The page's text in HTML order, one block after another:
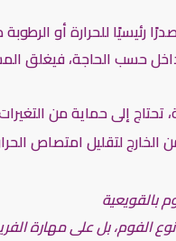
رئيسيًا للحرارة أو
حسب الحاجة، فيغلق
تحتاج إلى حماية من
لتقليل امتصاص
الفوم، بل على مهارة